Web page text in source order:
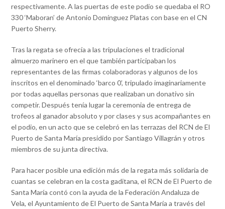
respectivamente. A las puertas de este podio se quedaba el RO
330 ‘Maboran’ de Antonio Domínguez Platas con base en el CN
Puerto Sherry.
Tras la regata se ofrecía a las tripulaciones el tradicional
almuerzo marinero en el que también participaban los
representantes de las firmas colaboradoras y algunos de los
inscritos en el denominado ‘barco 0’, tripulado imaginariamente
por todas aquellas personas que realizaban un donativo sin
competir. Después tenía lugar la ceremonia de entrega de
trofeos al ganador absoluto y por clases y sus acompañantes en
el podio, en un acto que se celebró en las terrazas del RCN de El
Puerto de Santa María presidido por Santiago Villagrán y otros
miembros de su junta directiva.
Para hacer posible una edición más de la regata más solidaria de
cuantas se celebran en la costa gaditana, el RCN de El Puerto de
Santa María contó con la ayuda de la Federación Andaluza de
Vela, el Ayuntamiento de El Puerto de Santa María a través del